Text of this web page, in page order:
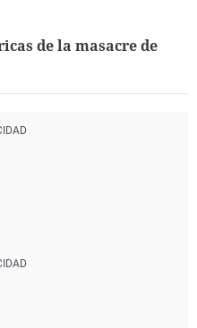
de la masacre de